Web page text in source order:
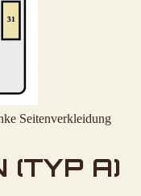
Seitenverkleidung
(TYP A)